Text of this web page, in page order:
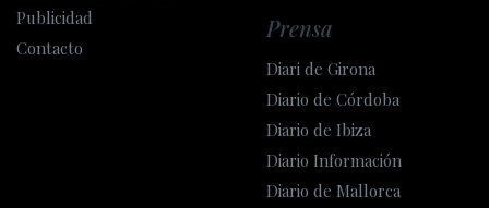
Publicidad
Contacto
Prensa
Diari de Girona
Diario de Córdoba
Diario de Ibiza
Diario Información
Diario de Mallorca